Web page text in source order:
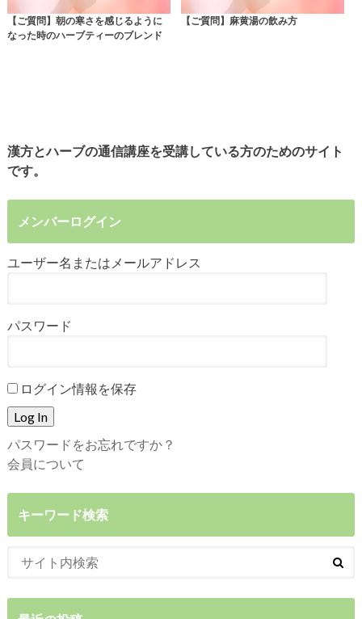
【ご質問】朝の寒さを感じるように
なった時のハーブティーのブレンド
【ご質問】麻黄湯の飲み方
漢方とハーブの通信講座を受講している方のためのサイト
です。
メンバーログイン
ユーザー名またはメールアドレス
パスワード
ログイン情報を保存
パスワードをお忘れですか？
会員について
キーワード検索